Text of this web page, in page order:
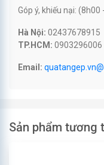
Góp ý, khiếu nại: (8h00
Hà Nội: 02437678915
TP.HCM: 0903296006
Email:
Sản phẩm tương